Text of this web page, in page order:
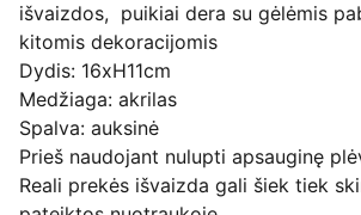
išvaizdos, puikiai dera su gėlėmis
kitomis dekoracijomis
Dydis: 16xH11cm
Medžiaga: akrilas
Spalva: auksinė
Prieš naudojant nulupti apsauginę
Reali prekės išvaizda gali šiek tiek